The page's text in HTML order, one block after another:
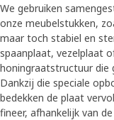
We gebruiken
onze meubelstukken,
maar toch stabiel en
spaanplaat, vezelplaat
honingraatstructuur die
Dankzij die speciale
bedekken de plaat
fineer, afhankelijk van